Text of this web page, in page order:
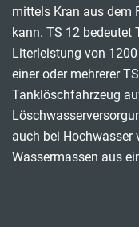
mittels Kran aus dem
kann. TS 12 bedeutet
Literleistung von
einer oder mehrerer
Tanklöschfahrzeug
auch bei Hochwasser
Wassermassen aus